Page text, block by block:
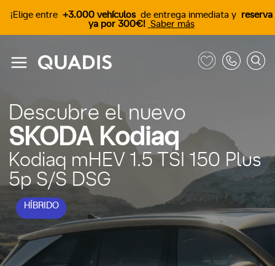
¡Elige entre +3.000 vehículos de entrega inmediata y reserva
ya por 300€! Saber más
Descubre el nuevo
SKODA Kodiaq
HÍBRIDO
Kodiaq mHEV 1.5 TSI 150 Plus
5p S/S DSG